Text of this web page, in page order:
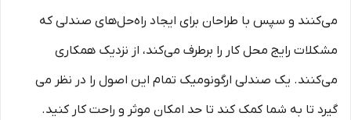
می‌کنند و سپس با طراحان برای ایجاد راه‌حل‌های صندلی که
مشکلات رایج محل کار را برطرف می‌کند، از نزدیک همکاری
می‌کنند. یک صندلی ارگونومیک تمام این اصول را در نظر می
گیرد تا به شما کمک کند تا حد امکان موثر و راحت کار کنید.